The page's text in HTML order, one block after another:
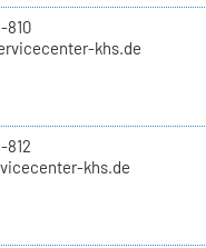
810
khs.de
812
khs.de